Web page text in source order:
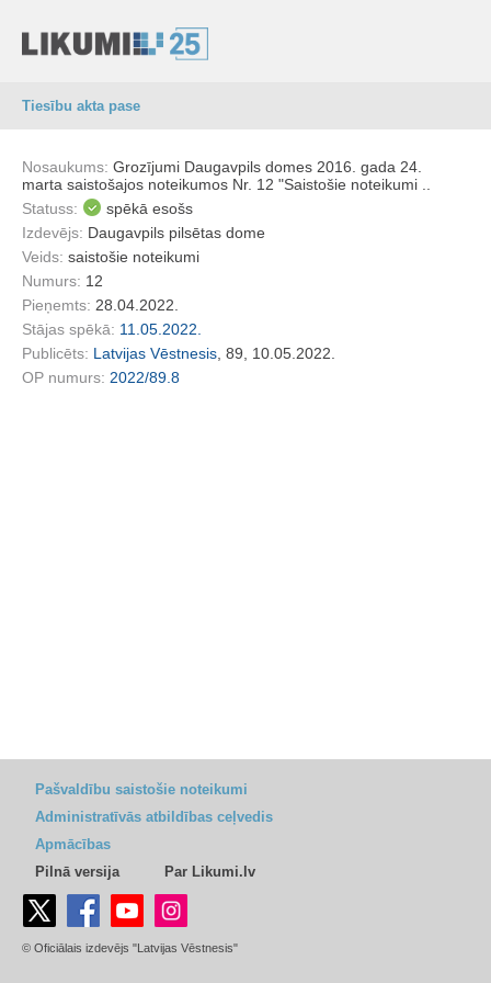
Tiesību akta pase
Nosaukums: Grozījumi Daugavpils domes 2016. gada 24.
marta saistošajos noteikumos Nr. 12 "Saistošie noteikumi ..
Statuss:
spēkā esošs
Izdevējs: Daugavpils pilsētas dome
Veids: saistošie noteikumi
Numurs: 12
Pieņemts: 28.04.2022.
Stājas spēkā: 11.05.2022.
Publicēts: Latvijas Vēstnesis , 89, 10.05.2022.
OP numurs: 2022/89.8
Pašvaldību saistošie noteikumi
Administratīvās atbildības ceļvedis
Apmācības
Pilnā versija
Par Likumi.lv
© Oficiālais izdevējs "Latvijas Vēstnesis"